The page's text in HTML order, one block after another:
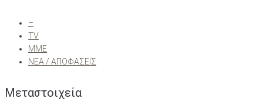
–
TV
ΜΜΕ
ΝΕΑ / ΑΠΟΦΑΣΕΙΣ
Μεταστοιχεία